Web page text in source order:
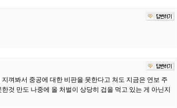
껴봐서 중공에 대한 비판을 못한다고 쳐도 지금은 연보 주
것 만도 나중에 올 처벌이 상당히 겁을 먹고 있는 게 아닌지